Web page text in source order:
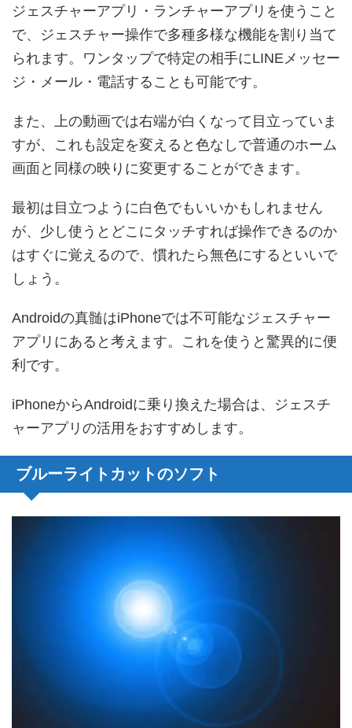
ジェスチャーアプリ・ランチャーアプリを使うこと
で、ジェスチャー操作で多種多様な機能を割り当て
られます。ワンタップで特定の相手にLINEメッセー
ジ・メール・電話することも可能です。
また、上の動画では右端が白くなって目立っていま
すが、これも設定を変えると色なしで普通のホーム
画面と同様の映りに変更することができます。
最初は目立つように白色でもいいかもしれません
が、少し使うとどこにタッチすれば操作できるのか
はすぐに覚えるので、慣れたら無色にするといいで
しょう。
Androidの真髄はiPhoneでは不可能なジェスチャー
アプリにあると考えます。これを使うと驚異的に便
利です。
iPhoneからAndroidに乗り換えた場合は、ジェスチ
ャーアプリの活用をおすすめします。
ブルーライトカットのソフト